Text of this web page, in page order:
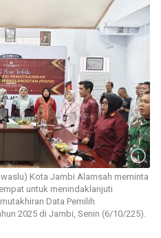
Kota Jambi Alamsah meminta
untuk menindaklanjuti
Data Pemilih
2025 di Jambi, Senin (6/10/225).